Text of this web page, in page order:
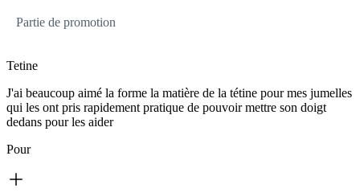
Partie de promotion
Tetine
J'ai beaucoup aimé la forme la matière de la tétine pour mes jumelles
qui les ont pris rapidement pratique de pouvoir mettre son doigt
dedans pour les aider
Pour